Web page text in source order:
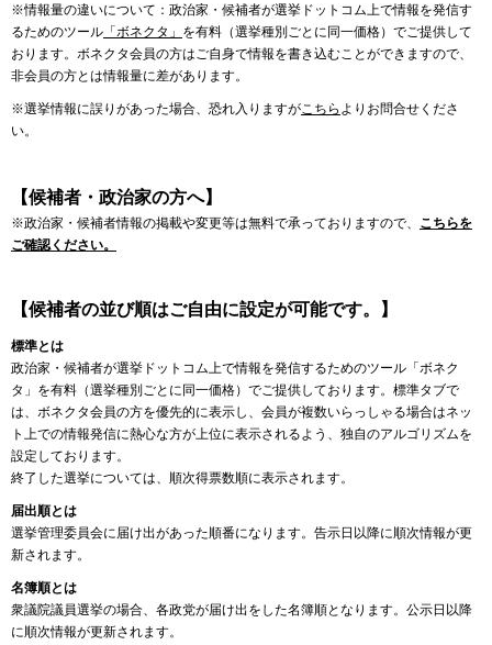
※情報量の違いについて：政治家・候補者が選挙ドットコム上で情報を発信す
るためのツール 「ボネクタ」 を有料（選挙種別ごとに同一価格）でご提供して
おります。ボネクタ会員の方はご自身で情報を書き込むことができますので、
非会員の方とは情報量に差があります。
※選挙情報に誤りがあった場合、恐れ入りますがこちら よりお問合せくださ
い。
【候補者・政治家の方へ】
※政治家・候補者情報の掲載や変更等は無料で承っておりますので、 こちらを
ご確認ください。
【候補者の並び順はご自由に設定が可能です。】
標準とは
政治家・候補者が選挙ドットコム上で情報を発信するためのツール「ボネク
タ」を有料（選挙種別ごとに同一価格）でご提供しております。標準タブで
は、ボネクタ会員の方を優先的に表示し、会員が複数いらっしゃる場合はネッ
ト上での情報発信に熱心な方が上位に表示されるよう、独自のアルゴリズムを
設定しております。
終了した選挙については、順次得票数順に表示されます。
届出順とは
選挙管理委員会に届け出があった順番になります。告示日以降に順次情報が更
新されます。
名簿順とは
衆議院議員選挙の場合、各政党が届け出をした名簿順となります。公示日以降
に順次情報が更新されます。